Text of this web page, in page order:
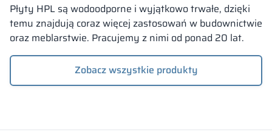
Płyty HPL są wodoodporne i wyjątkowo trwałe, dzięki
temu znajdują coraz więcej zastosowań w budownictwie
oraz meblarstwie. Pracujemy z nimi od ponad 20 lat.
Zobacz wszystkie produkty